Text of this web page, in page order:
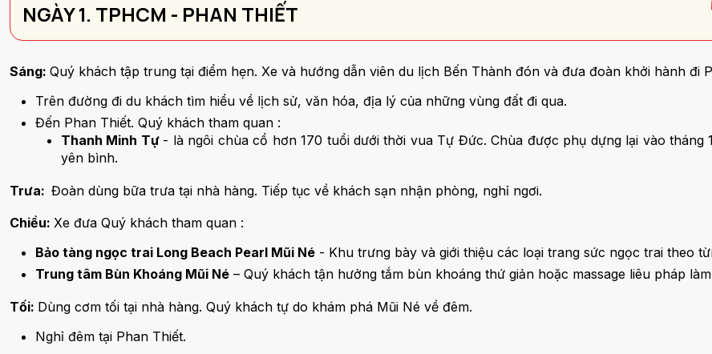
NGÀY 1. TPHCM - PHAN THIẾT
Sáng: Quý khách tập trung tại điểm hẹn. Xe và hướng dẫn viên du lịch Bến Thành đón và đưa đoàn khởi hành đi
Trên đường đi du khách tìm hiểu về lịch sử, văn hóa, địa lý của những vùng đất đi qua.
Đến Phan Thiết. Quý khách tham quan :
Thanh Minh Tự - là ngôi chùa cổ hơn 170 tuổi dưới thời vua Tự Đức. Chùa được phụ dựng lại vào
yên bình.
Trưa: Đoàn dùng bữa trưa tại nhà hàng. Tiếp tục về khách sạn nhận phòng, nghỉ ngơi.
Chiều: Xe đưa Quý khách tham quan :
Bảo tàng ngọc trai Long Beach Pearl Mũi Né - Khu trưng bày và giới thiệu các loại trang sức ngọc trai theo
Trung tâm Bùn Khoáng Mũi Né – Quý khách tận hưởng tắm bùn khoáng thứ giản hoặc massage liêu pháp
Tối: Dùng cơm tối tại nhà hàng. Quý khách tự do khám phá Mũi Né về đêm.
Nghỉ đêm tại Phan Thiết.